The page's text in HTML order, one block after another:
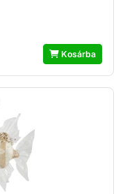
Kosárba